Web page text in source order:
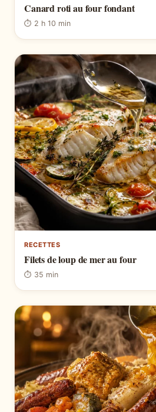
Canard roti au four fondant
⏱ 2 h 10 min
RECETTES
Filets de loup de mer au four
⏱ 35 min